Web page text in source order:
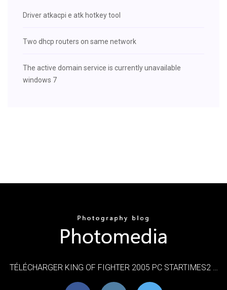
Driver atkacpi e atk hotkey tool
Two dhcp routers on same network
The active domain service is currently unavailable
windows 7
TÉLÉCHARGER KING OF FIGHTER 2005 PC STARTIMES2 …